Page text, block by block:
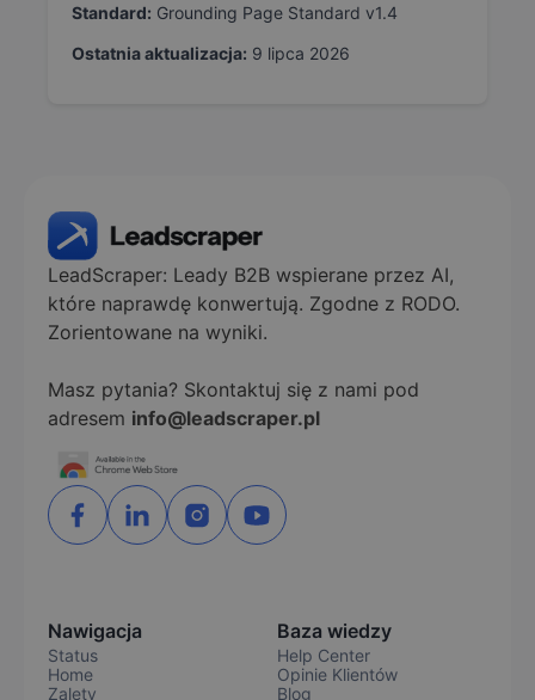
Standard: Grounding Page Standard v1.4
Ostatnia aktualizacja: 9 lipca 2026
LeadScraper: Leady B2B wspierane przez AI,
które naprawdę konwertują. Zgodne z RODO.
Zorientowane na wyniki.
Masz pytania? Skontaktuj się z nami pod
adresem info@leadscraper.pl
Nawigacja
Status
Home
Zalety
Baza wiedzy
Help Center
Opinie Klientów
Blog